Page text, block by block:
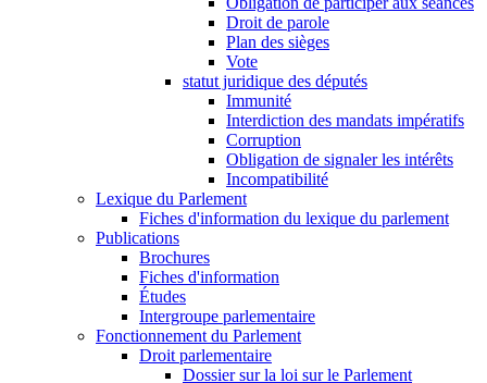
Droit de parole
Plan des sièges
Vote
statut juridique des députés
Immunité
Interdiction des mandats impératifs
Corruption
Obligation de signaler les intérêts
Incompatibilité
Lexique du Parlement
Fiches d'information du lexique du parlement
Publications
Brochures
Fiches d'information
Études
Intergroupe parlementaire
Fonctionnement du Parlement
Droit parlementaire
Dossier sur la loi sur le Parlement